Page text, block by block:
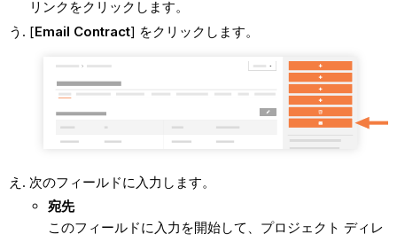
リンクをクリックします。
[Email Contract] をクリックします。
次のフィールドに入力します。
宛先
このフィールドに入力を開始して、プロジェクト ディレ